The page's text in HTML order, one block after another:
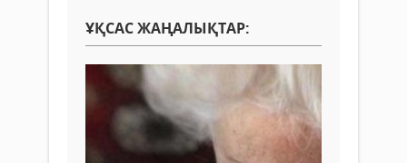
ҰҚСАС ЖАҢАЛЫҚТАР: